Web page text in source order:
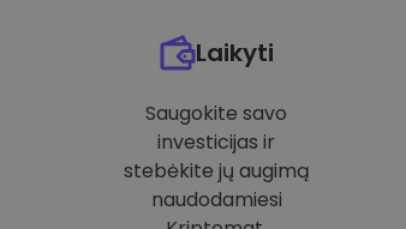
Laikyti
Saugokite savo
investicijas ir
stebėkite jų augimą
naudodamiesi